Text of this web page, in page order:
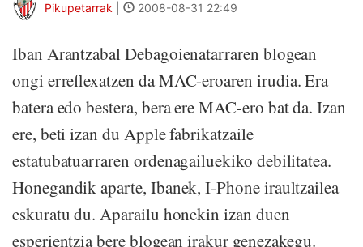
Pikupetarrak 2008-08-31 22:49
Iban Arantzabal Debagoienatarraren blogean
ongi erreflexatzen da MAC-eroaren irudia. Era
batera edo bestera, bera ere MAC-ero bat da. Izan
ere, beti izan du Apple fabrikatzaile
estatubatuarraren ordenagailuekiko debilitatea.
Honegandik aparte, Ibanek, I-Phone iraultzailea
eskuratu du. Aparailu honekin izan duen
esperientzia bere blogean irakur genezakegu.